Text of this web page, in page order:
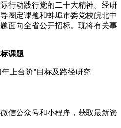
行动践行党的二十大精神。经研
圈定课题和蚌埠市委党校皖北中
面向全省公开招标。现将有关事
课题
上台阶”目标及路径研究
信公众号和小程序，获取最新资